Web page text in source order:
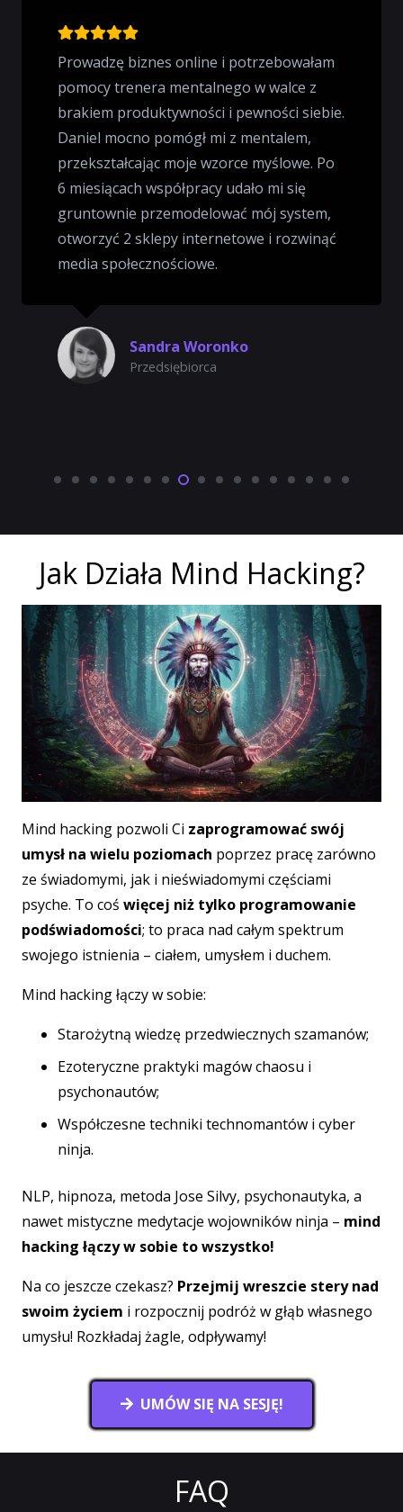
Prowadzę biznes online i potrzebowałam
pomocy trenera mentalnego w walce z
brakiem produktywności i pewności siebie.
Daniel mocno pomógł mi z mentalem,
przekształcając moje wzorce myślowe. Po
6 miesiącach współpracy udało mi się
gruntownie przemodelować mój system,
otworzyć 2 sklepy internetowe i rozwinąć
media społecznościowe.
Sandra Woronko
Przedsiębiorca
Jak Działa Mind Hacking?
Mind hacking pozwoli Ci zaprogramować swój
umysł na wielu poziomach poprzez pracę zarówno
ze świadomymi, jak i nieświadomymi częściami
psyche. To coś więcej niż tylko programowanie
podświadomości; to praca nad całym spektrum
swojego istnienia – ciałem, umysłem i duchem.
Mind hacking łączy w sobie:
Starożytną wiedzę przedwiecznych szamanów;
Ezoteryczne praktyki magów chaosu i
psychonautów;
Współczesne techniki technomantów i cyber
ninja.
NLP, hipnoza, metoda Jose Silvy, psychonautyka, a
nawet mistyczne medytacje wojowników ninja – mind
hacking łączy w sobie to wszystko!
Na co jeszcze czekasz? Przejmij wreszcie stery nad
swoim życiem i rozpocznij podróż w głąb własnego
umysłu! Rozkładaj żagle, odpływamy!
UMÓW SIĘ NA SESJĘ!
FAQ